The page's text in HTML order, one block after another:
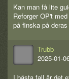
Kan man få lite
Reforger OP't
på finska på
Trubb
2025-01-